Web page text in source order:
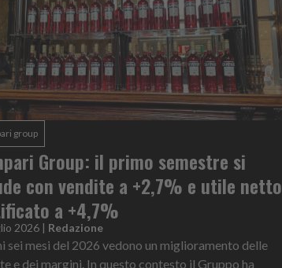
group
Group: il primo semestre si
con vendite a +2,7% e utile netto
a +4,7%
2026 | Redazione
sei mesi del 2026 vedono un miglioramento delle
e dei margini. In questo contesto il Gruppo ha